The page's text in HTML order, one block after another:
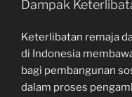
Dampak
Keterlibatan remaja
di Indonesia
bagi pembangunan
dalam proses